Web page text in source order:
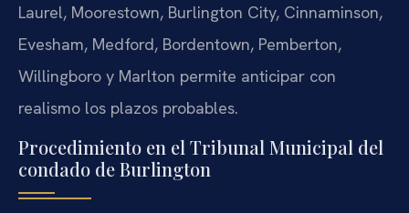
Laurel, Moorestown, Burlington City, Cinnaminson,
Evesham, Medford, Bordentown, Pemberton,
Willingboro y Marlton permite anticipar con
realismo los plazos probables.
Procedimiento en el Tribunal Municipal del
condado de Burlington